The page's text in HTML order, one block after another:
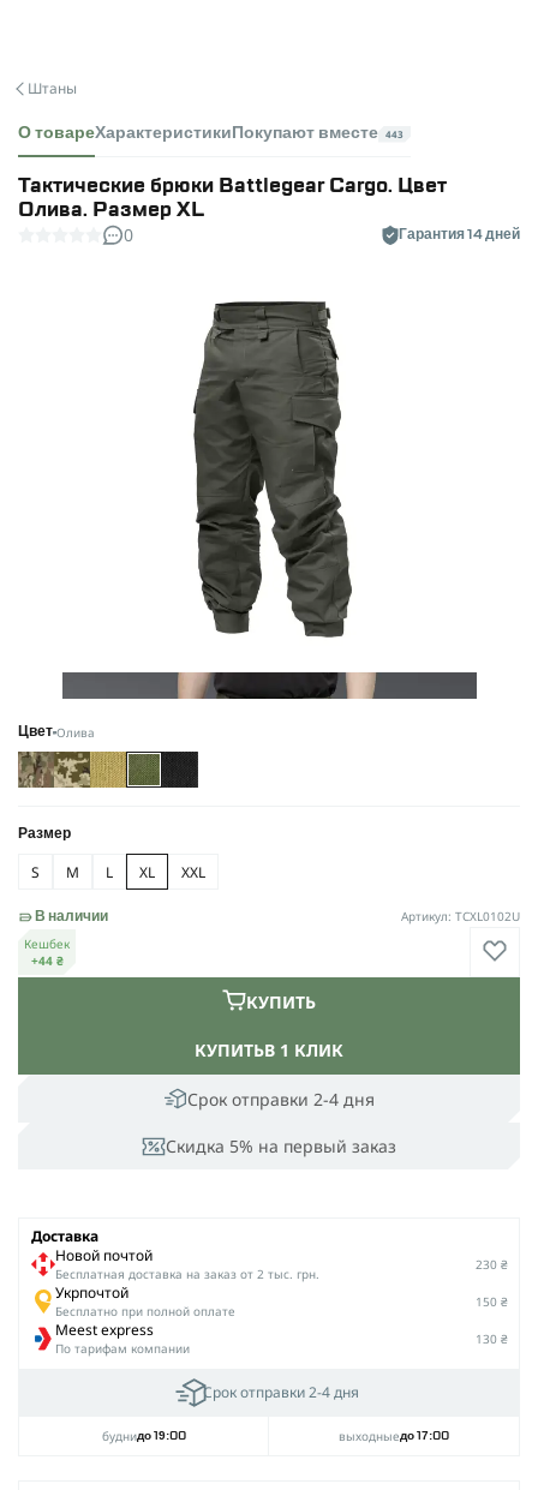
Штаны
О товареХарактеристики Покупают вместе 443
Тактические брюки Battlegear Cargo. Цвет
Олива. Размер XL
0 Гарантия 14 дней
Цвет Олива
Размер
S M L XL XXL
Срок отправки 2-4 дня
Скидка 5% на первый заказ
КУПИТЬВ 1 КЛИК
КУПИТЬ
В наличии
Артикул: TCXL0102U
Кешбек
+44 ₴
Доставка
Новой почтой
Беcплатная доставка на заказ от 2 тыс. грн.
230 ₴
Укрпочтой
Бесплатно при полной оплате
150 ₴
Meest express
По тарифам компании
130 ₴
Срок отправки 2-4 дня
буднидо 19:00 выходныедо 17:00